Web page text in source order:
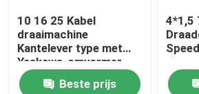
10 16 25 Kabel
draaimachine
Kantelever type met
Yaskawa-omvormer
Beste prijs
4*1,5